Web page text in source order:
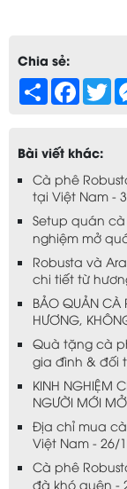
Chia sẻ:
Share
Bài viết khác:
Cà phê
tại Việt Nam -
Setup quán cà
nghiệm mở
Robusta và
chi tiết từ
BẢO QUẢN CÀ
HƯƠNG,
Quà tặng cà
gia đình & đối
KINH NGHIỆM
NGƯỜI MỚI
Địa chỉ mua
Việt Nam - 26/
Cà phê
đà khó quên -